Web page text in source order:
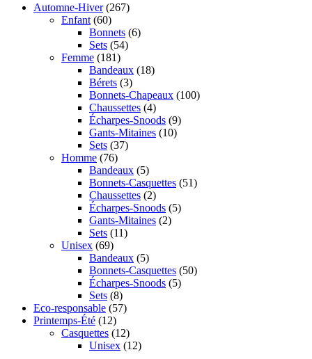
Automne-Hiver (267)
Enfant (60)
Bonnets (6)
Sets (54)
Femme (181)
Bandeaux (18)
Bérets (3)
Bonnets-Chapeaux (100)
Chaussettes (4)
Écharpes-Snoods (9)
Gants-Mitaines (10)
Sets (37)
Homme (76)
Bandeaux (5)
Bonnets-Casquettes (51)
Chaussettes (2)
Écharpes-Snoods (5)
Gants-Mitaines (2)
Sets (11)
Unisex (69)
Bandeaux (5)
Bonnets-Casquettes (50)
Écharpes-Snoods (5)
Sets (8)
Eco-responsable (57)
Printemps-Été (12)
Casquettes (12)
Unisex (12)